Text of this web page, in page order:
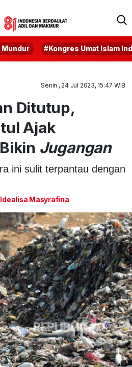
Mundur #Kongres Umat Islam
Senin , 24 Jul 2023, 15:47 WIB
Ditutup,
Ajak
Jugangan
ini sulit terpantau dengan
Idealisa Masyrafina